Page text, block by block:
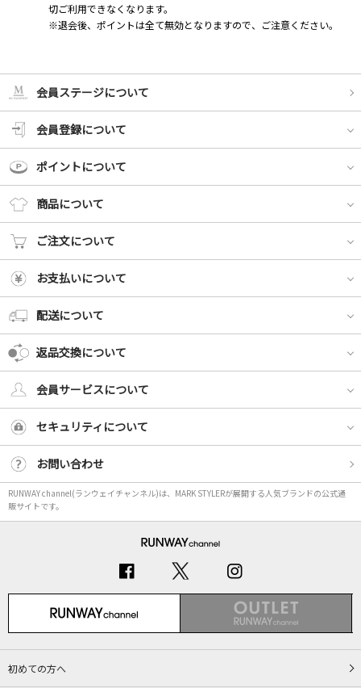
切ご利用できなくなります。
※退会後、ポイントは全て無効となりますので、ご注意ください。
会員ステージについて
会員登録について
ポイントについて
商品について
ご注文について
お支払いについて
配送について
返品交換について
会員サービスについて
セキュリティについて
お問い合わせ
RUNWAY channel(ランウェイチャンネル)は、MARK STYLERが展開する人気ブランドの公式通
販サイトです。
初めての方へ